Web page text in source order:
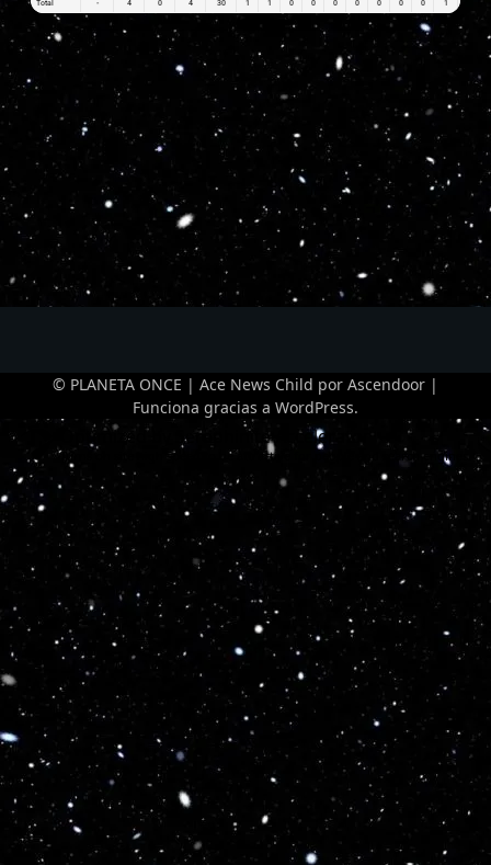
Total - 4 0 4 30 1 1 0 0 0 0 0 0 0 1
© PLANETA ONCE | Ace News Child por Ascendoor |
Funciona gracias a WordPress.
Optimized by Seraphinite Accelerator
Turns on site high speed to be attractive for people and search engines.